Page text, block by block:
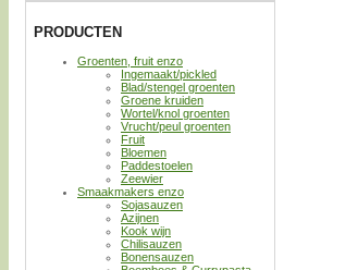
PRODUCTEN
Groenten, fruit enzo
Ingemaakt/pickled
Blad/stengel groenten
Groene kruiden
Wortel/knol groenten
Vrucht/peul groenten
Fruit
Bloemen
Paddestoelen
Zeewier
Smaakmakers enzo
Sojasauzen
Azijnen
Kook wijn
Chilisauzen
Bonensauzen